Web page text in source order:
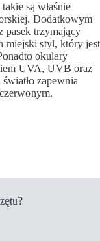
są właśnie
Dodatkowym
pasek trzymający
miejski styl, który jest
okulary
UVA, UVB oraz
zapewnia